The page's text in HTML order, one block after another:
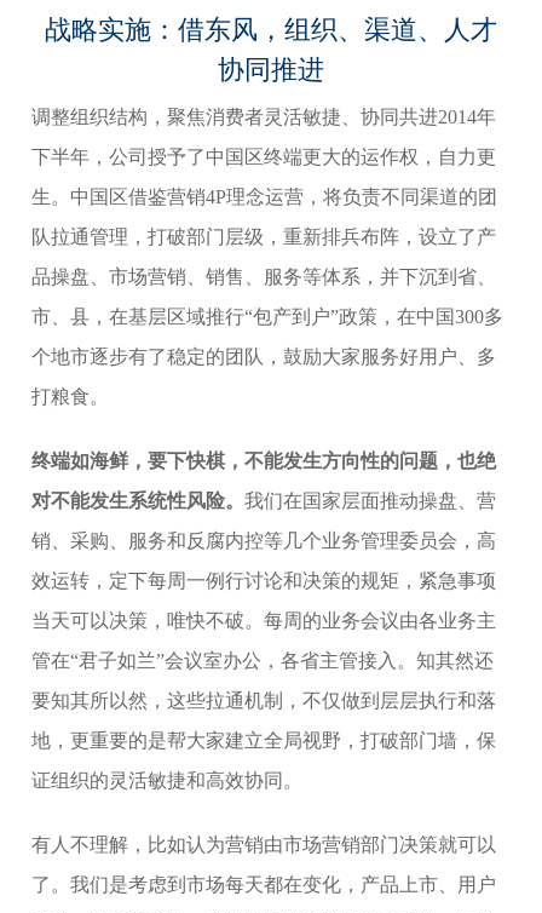
战略实施：借东风，组织、渠道、人才
协同推进
调整组织结构，聚焦消费者灵活敏捷、协同共进2014年
下半年，公司授予了中国区终端更大的运作权，自力更
生。中国区借鉴营销4P理念运营，将负责不同渠道的团
队拉通管理，打破部门层级，重新排兵布阵，设立了产
品操盘、市场营销、销售、服务等体系，并下沉到省、
市、县，在基层区域推行“包产到户”政策，在中国300多
个地市逐步有了稳定的团队，鼓励大家服务好用户、多
打粮食。
终端如海鲜，要下快棋，不能发生方向性的问题，也绝
对不能发生系统性风险。我们在国家层面推动操盘、营
销、采购、服务和反腐内控等几个业务管理委员会，高
效运转，定下每周一例行讨论和决策的规矩，紧急事项
当天可以决策，唯快不破。每周的业务会议由各业务主
管在“君子如兰”会议室办公，各省主管接入。知其然还
要知其所以然，这些拉通机制，不仅做到层层执行和落
地，更重要的是帮大家建立全局视野，打破部门墙，保
证组织的灵活敏捷和高效协同。
有人不理解，比如认为营销由市场营销部门决策就可以
了。我们是考虑到市场每天都在变化，产品上市、用户